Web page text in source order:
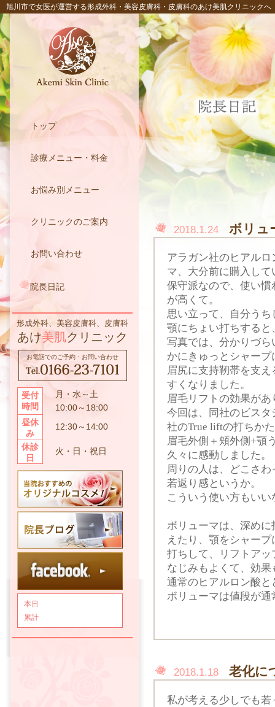
旭川市で女医が運営する形成外科・美容皮膚科・皮膚科のあけ美肌クリニックへ
トップ
診療メニュー・料金
お悩み別メニュー
クリニックのご案内
お問い合わせ
院長日記
形成外科、美容皮膚科、皮膚科
あけ美肌クリニック
お電話でのご予約・お問い合わせ
受付
時間
月・水～土
10:00～18:00
昼休
み
12:30～14:00
休診
日
火・日・祝日
本日
累計
2018.1.24 ボリュ
アラガン社のヒアル
マ、大分前に購入し
保守派なので、使い
が高くて。
思い立って、自分うち
顎にちょい打ちする
写真では、分かりづ
かにきゅっとシャー
眉尻に支持靭帯を支
すくなりました。
眉毛リフトの効果があ
今回は、同社のビス
社のTrue liftの打ちか
眉毛外側＋頬外側+顎
久々に感動しました。
周りの人は、どこさ
若返り感というか。
こういう使い方もい
ボリューマは、深め
えたり、顎をシャー
打ちして、リフトア
なじみもよくて、効
通常のヒアルロン酸
ボリューマは値段が
2018.1.18 老化に
私が考える少しでも